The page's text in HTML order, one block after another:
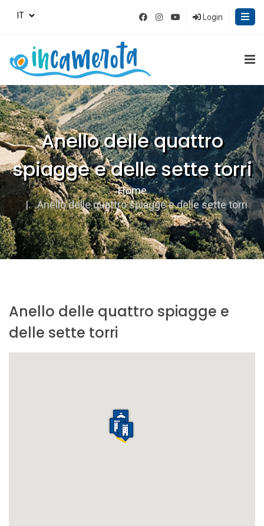
Login
Anello delle quattro
spiagge e delle sette torri
Home
Anello delle quattro spiagge e delle sette torri
Anello delle quattro spiagge e
delle sette torri